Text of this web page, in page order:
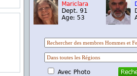
Mariclara
Dept. 91
Age: 53
Avec Photo